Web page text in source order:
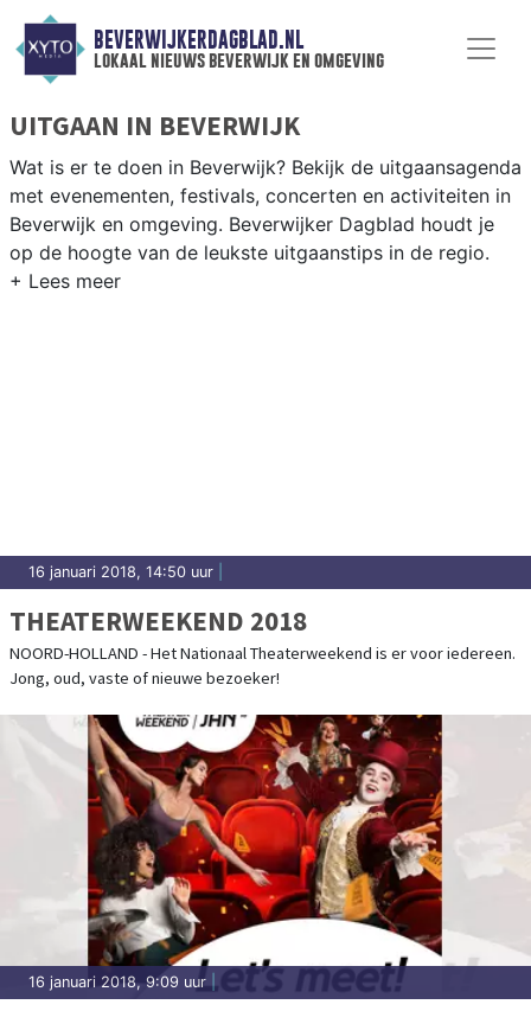
BEVERWIJKERDAGBLAD.NL
lokaal nieuws beverwijk en omgeving
UITGAAN IN BEVERWIJK
Wat is er te doen in Beverwijk? Bekijk de uitgaansagenda
met evenementen, festivals, concerten en activiteiten in
Beverwijk en omgeving. Beverwijker Dagblad houdt je
op de hoogte van de leukste uitgaanstips in de regio.
16 januari 2018, 14:50 uur
THEATERWEEKEND 2018
NOORD-HOLLAND - Het Nationaal Theaterweekend is er voor iedereen.
Jong, oud, vaste of nieuwe bezoeker!
16 januari 2018, 9:09 uur